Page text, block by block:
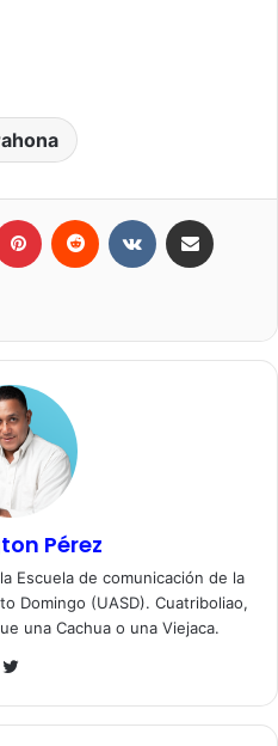
Pinterest Reddit VKontakte
Pérez
Escuela de comunicación de la
Domingo (UASD). Cuatriboliao,
una Cachua o una Viejaca.
Twitter